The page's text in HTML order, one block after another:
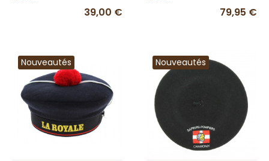
39,00 € 79,95 €
Nouveautés Nouveautés